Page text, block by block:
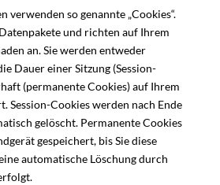
verwenden so genannte „Cookies“.
und richten auf Ihrem
an. Sie werden entweder
Dauer einer Sitzung (Session-
(permanente Cookies) auf Ihrem
Session-Cookies werden nach Ende
gelöscht. Permanente Cookies
gespeichert, bis Sie diese
automatische Löschung durch